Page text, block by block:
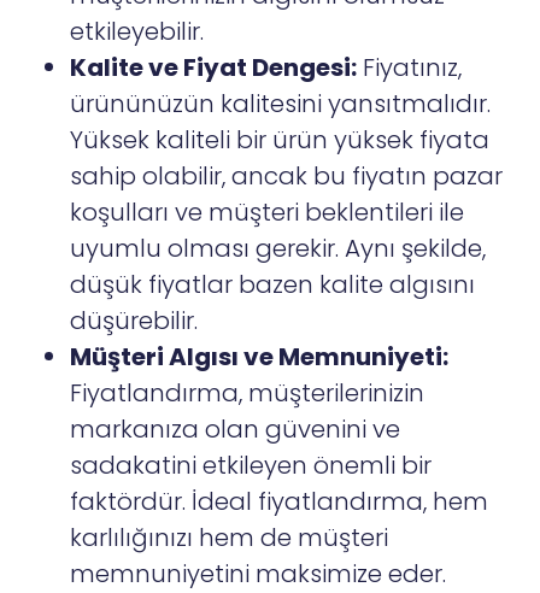
etkileyebilir.
Kalite ve Fiyat Dengesi: Fiyatınız,
ürününüzün kalitesini yansıtmalıdır.
Yüksek kaliteli bir ürün yüksek fiyata
sahip olabilir, ancak bu fiyatın pazar
koşulları ve müşteri beklentileri ile
uyumlu olması gerekir. Aynı şekilde,
düşük fiyatlar bazen kalite algısını
düşürebilir.
Müşteri Algısı ve Memnuniyeti:
Fiyatlandırma, müşterilerinizin
markanıza olan güvenini ve
sadakatini etkileyen önemli bir
faktördür. İdeal fiyatlandırma, hem
karlılığınızı hem de müşteri
memnuniyetini maksimize eder.